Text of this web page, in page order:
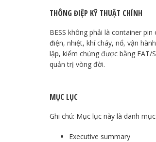
THÔNG ĐIỆP KỸ THUẬT CHÍNH
BESS không phải là container
điện, nhiệt, khí cháy, nổ, vận
lập, kiểm chứng được bằng FAT/
quản trị vòng đời.
MỤC LỤC
Ghi chú: Mục lục này là danh
Executive summary